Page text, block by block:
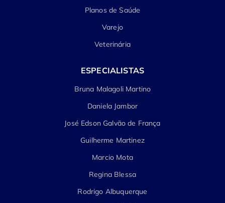
Planos de Saúde
Varejo
Veterinária
ESPECIALISTAS
Bruna Malagoli Martino
Daniela Jambor
José Edson Galvão de França
Guilherme Martinez
Marcio Mota
Regina Blessa
Rodrigo Albuquerque